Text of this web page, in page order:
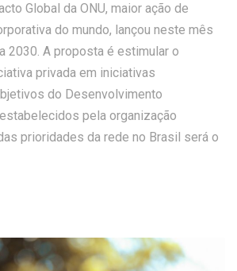
Global da ONU, maior ação de
do mundo, lançou neste mês
2030. A proposta é estimular o
privada em iniciativas
do Desenvolvimento
pela organização
prioridades da rede no Brasil será o